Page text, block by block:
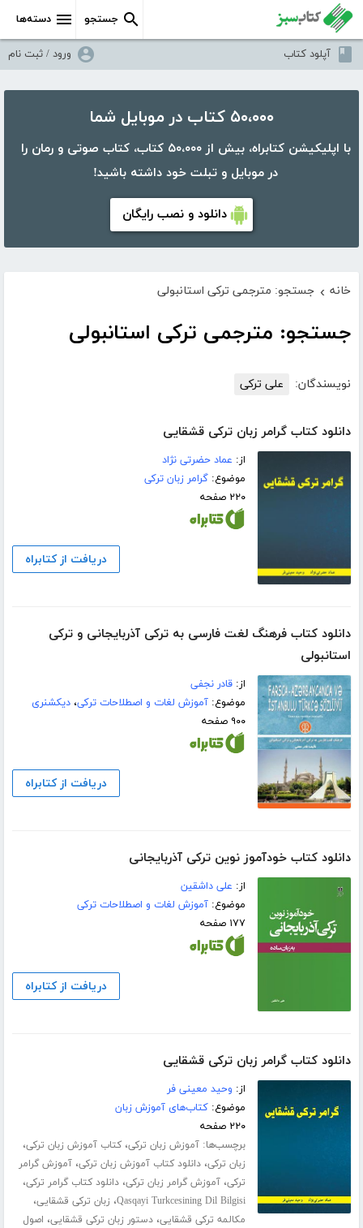
دسته‌ها جستجو
آپلود کتاب ورود / ثبت نام
۵۰،۰۰۰ کتاب در موبایل شما
با اپلیکیشن کتابراه، بیش از ۵۰،۰۰۰ کتاب، کتاب صوتی و رمان را
در موبایل و تبلت خود داشته باشید!
دانلود و نصب رایگان
خانه › جستجو: مترجمی ترکی استانبولی
جستجو: مترجمی ترکی استانبولی
نویسندگان: علی ترکی
دانلود کتاب گرامر زبان ترکی قشقایی
از: عماد حضرتی نژاد
موضوع:گرامر زبان ترکی
۲۲۰ صفحه
دریافت از کتابراه
دانلود کتاب فرهنگ لغت فارسی به ترکی آذربایجانی و ترکی
استانبولی
از:قادر نجفی
موضوع:آموزش لغات و اصطلاحات ترکی،دیکشنری
۹۰۰ صفحه
دریافت از کتابراه
دانلود کتاب خودآموز نوین ترکی آذربایجانی
از: علی داشقین
موضوع:آموزش لغات و اصطلاحات ترکی
۱۷۷ صفحه
دریافت از کتابراه
دانلود کتاب گرامر زبان ترکی قشقایی
از: وحید معینی فر
موضوع:کتاب‌های آموزش زبان
۲۲۰ صفحه
برچسب‌ها:آموزش زبان ترکی،کتاب آموزش زبان ترکی،
زبان ترکی،دانلود کتاب آموزش زبان ترکی،آموزش گرامر
ترکی،آموزش گرامر زبان ترکی،دانلود کتاب گرامر ترکی،
Qasqayi Turkcesining Dil Bilgisi، زبان ترکی قشقایی،
مکالمه ترکی قشقایی،دستور زبان ترکی قشقایی، اصول